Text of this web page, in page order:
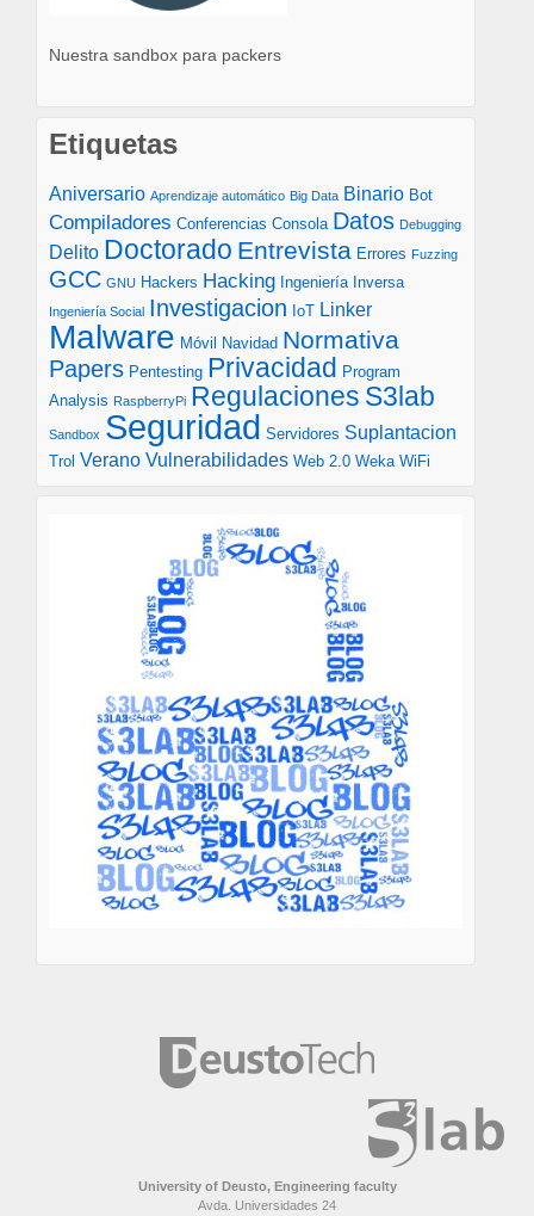
Nuestra sandbox para packers
Etiquetas
Aniversario Aprendizaje automático Big Data Binario Bot
Compiladores Conferencias Consola Datos Debugging
Delito Doctorado Entrevista Errores Fuzzing
GCC GNU Hackers Hacking Ingeniería Inversa
Ingeniería Social Investigacion IoT Linker
Malware Móvil Navidad Normativa
Papers Pentesting Privacidad Program
Analysis RaspberryPi Regulaciones S3lab
Sandbox Seguridad Servidores Suplantacion
Trol Verano Vulnerabilidades Web 2.0 Weka WiFi
University of Deusto, Engineering faculty
Avda. Universidades 24